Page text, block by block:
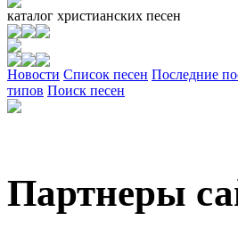
каталог христианских песен
Новости Cписок песен Последние
типов Поиск песен
Партнеры